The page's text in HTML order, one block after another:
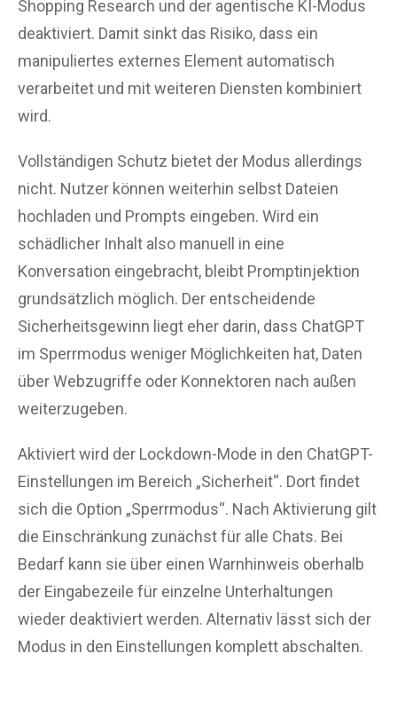
Shopping Research und der agentische KI-Modus
deaktiviert. Damit sinkt das Risiko, dass ein
manipuliertes externes Element automatisch
verarbeitet und mit weiteren Diensten kombiniert
wird.
Vollständigen Schutz bietet der Modus allerdings
nicht. Nutzer können weiterhin selbst Dateien
hochladen und Prompts eingeben. Wird ein
schädlicher Inhalt also manuell in eine
Konversation eingebracht, bleibt Promptinjektion
grundsätzlich möglich. Der entscheidende
Sicherheitsgewinn liegt eher darin, dass ChatGPT
im Sperrmodus weniger Möglichkeiten hat, Daten
über Webzugriffe oder Konnektoren nach außen
weiterzugeben.
Aktiviert wird der Lockdown-Mode in den ChatGPT-
Einstellungen im Bereich „Sicherheit“. Dort findet
sich die Option „Sperrmodus“. Nach Aktivierung gilt
die Einschränkung zunächst für alle Chats. Bei
Bedarf kann sie über einen Warnhinweis oberhalb
der Eingabezeile für einzelne Unterhaltungen
wieder deaktiviert werden. Alternativ lässt sich der
Modus in den Einstellungen komplett abschalten.